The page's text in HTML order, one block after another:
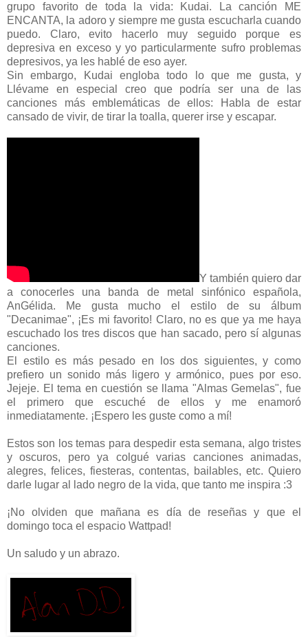
grupo favorito de toda la vida: Kudai. La canción ME
ENCANTA, la adoro y siempre me gusta escucharla cuando
puedo. Claro, evito hacerlo muy seguido porque es
depresiva en exceso y yo particularmente sufro problemas
depresivos, ya les hablé de eso ayer.
Sin embargo, Kudai engloba todo lo que me gusta, y
Llévame en especial creo que podría ser una de las
canciones más emblemáticas de ellos: Habla de estar
cansado de vivir, de tirar la toalla, querer irse y escapar.
Y también quiero dar
a conocerles una banda de metal sinfónico española,
AnGélida. Me gusta mucho el estilo de su álbum
"Decanimae", ¡Es mi favorito! Claro, no es que ya me haya
escuchado los tres discos que han sacado, pero sí algunas
canciones.
El estilo es más pesado en los dos siguientes, y como
prefiero un sonido más ligero y armónico, pues por eso.
Jejeje. El tema en cuestión se llama "Almas Gemelas", fue
el primero que escuché de ellos y me enamoró
inmediatamente. ¡Espero les guste como a mí!
Estos son los temas para despedir esta semana, algo tristes
y oscuros, pero ya colgué varias canciones animadas,
alegres, felices, fiesteras, contentas, bailables, etc. Quiero
darle lugar al lado negro de la vida, que tanto me inspira :3
¡No olviden que mañana es día de reseñas y que el
domingo toca el espacio Wattpad!
Un saludo y un abrazo.